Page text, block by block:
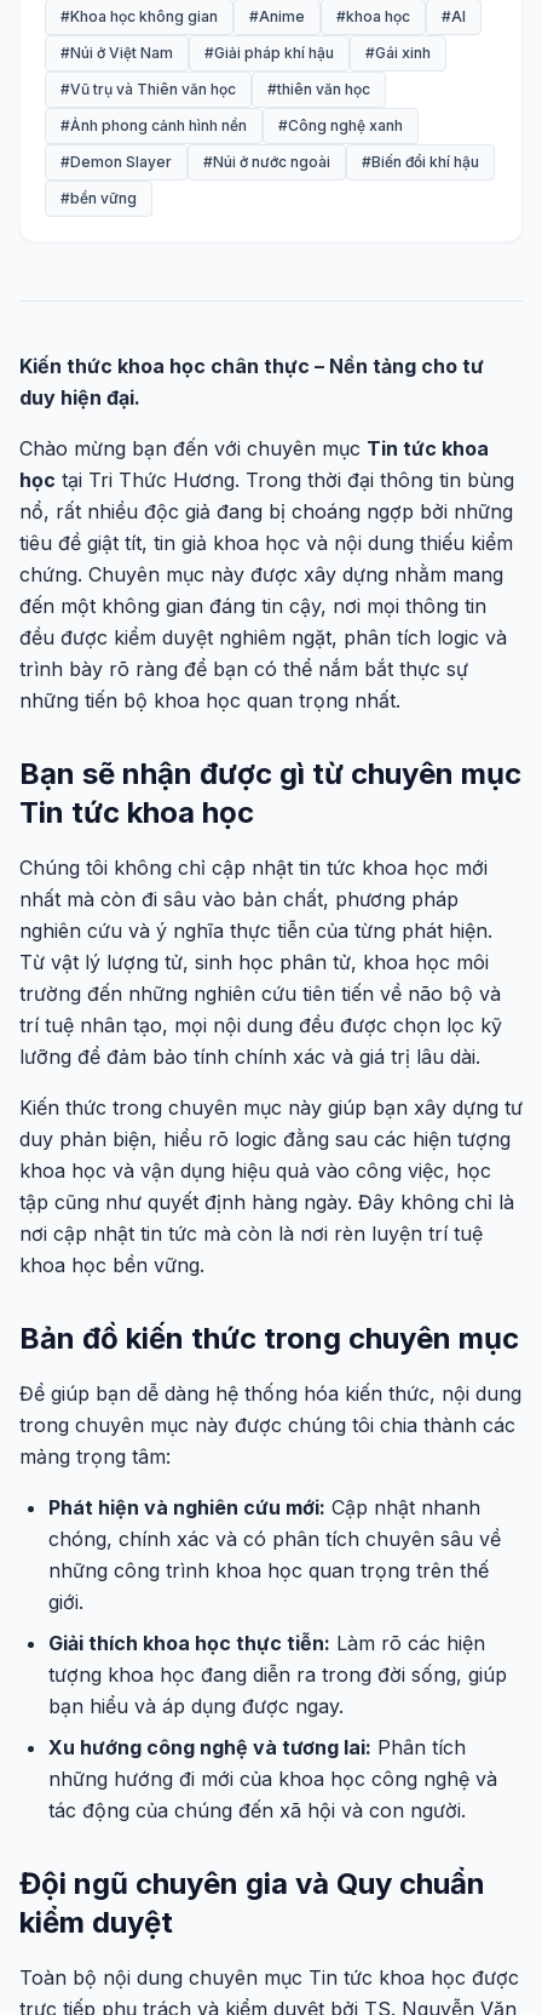
#Khoa học không gian #Anime #khoa học
#AI
#Núi ở Việt Nam
#Giải pháp khí hậu
#Gái xinh
#Vũ trụ và Thiên văn học
#thiên văn học
#Ảnh phong cảnh hình nền
#Công nghệ xanh
#Demon Slayer
#Núi ở nước ngoài
#Biến đổi khí hậu
#bền vững
Kiến thức khoa học chân thực – Nền tảng cho tư
duy hiện đại.
Chào mừng bạn đến với chuyên mục Tin tức khoa
học tại Tri Thức Hương. Trong thời đại thông tin bùng
nổ, rất nhiều độc giả đang bị choáng ngợp bởi những
tiêu đề giật tít, tin giả khoa học và nội dung thiếu kiểm
chứng. Chuyên mục này được xây dựng nhằm mang
đến một không gian đáng tin cậy, nơi mọi thông tin
đều được kiểm duyệt nghiêm ngặt, phân tích logic và
trình bày rõ ràng để bạn có thể nắm bắt thực sự
những tiến bộ khoa học quan trọng nhất.
Bạn sẽ nhận được gì từ chuyên mục
Tin tức khoa học
Chúng tôi không chỉ cập nhật tin tức khoa học mới
nhất mà còn đi sâu vào bản chất, phương pháp
nghiên cứu và ý nghĩa thực tiễn của từng phát hiện.
Từ vật lý lượng tử, sinh học phân tử, khoa học môi
trường đến những nghiên cứu tiên tiến về não bộ và
trí tuệ nhân tạo, mọi nội dung đều được chọn lọc kỹ
lưỡng để đảm bảo tính chính xác và giá trị lâu dài.
Kiến thức trong chuyên mục này giúp bạn xây dựng tư
duy phản biện, hiểu rõ logic đằng sau các hiện tượng
khoa học và vận dụng hiệu quả vào công việc, học
tập cũng như quyết định hàng ngày. Đây không chỉ là
nơi cập nhật tin tức mà còn là nơi rèn luyện trí tuệ
khoa học bền vững.
Bản đồ kiến thức trong chuyên mục
Để giúp bạn dễ dàng hệ thống hóa kiến thức, nội dung
trong chuyên mục này được chúng tôi chia thành các
mảng trọng tâm:
Phát hiện và nghiên cứu mới: Cập nhật nhanh
chóng, chính xác và có phân tích chuyên sâu về
những công trình khoa học quan trọng trên thế
giới.
Giải thích khoa học thực tiễn: Làm rõ các hiện
tượng khoa học đang diễn ra trong đời sống, giúp
bạn hiểu và áp dụng được ngay.
Xu hướng công nghệ và tương lai: Phân tích
những hướng đi mới của khoa học công nghệ và
tác động của chúng đến xã hội và con người.
Đội ngũ chuyên gia và Quy chuẩn
kiểm duyệt
Toàn bộ nội dung chuyên mục Tin tức khoa học được
trực tiếp phụ trách và kiểm duyệt bởi TS. Nguyễn Văn